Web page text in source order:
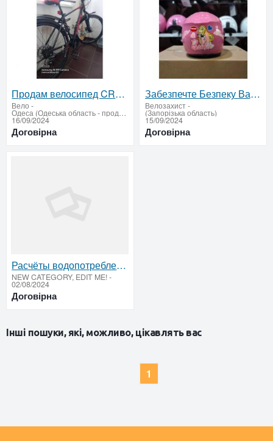
Продам велосипед CROSS Hunter в отличном состоянии
Вело -
Одеса (Одеська область - продати купити)
16/09/2024
Договірна
Забезпечте Безпеку Ваших Дітей з Нашими Стильними Шлемами!
Велозахист-
(Запорізька область)
15/09/2024
Договірна
Расчёты водопотребления и водоотведения
NEW CATEGORY, EDIT ME!-
02/08/2024
Договірна
Інші пошуки, які, можливо, цікавлять вас
1